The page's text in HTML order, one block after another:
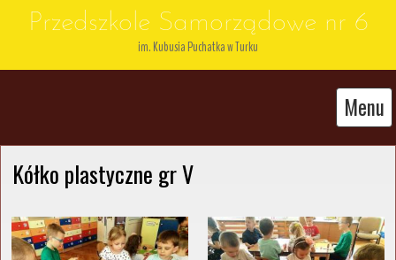
Przedszkole Samorządowe nr 6
im. Kubusia Puchatka w Turku
Menu
Kółko plastyczne gr V